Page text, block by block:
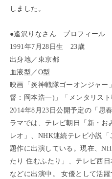
しました。
●逢沢りなさん プロフィール
1991年7月28日生 23歳
出身地／東京都
血液型／O型
映画「炎神戦隊ゴーオンジャー
督：岡本浩一)」「メンタリス
2014年8月23日公開予定の「思
ラマでは、テレビ朝日「新・お
レオ」、NHK連続テレビ小説
題作に出演している。現在、
たり 住むふたり」、テレビ西
などに出演中。 女優として活